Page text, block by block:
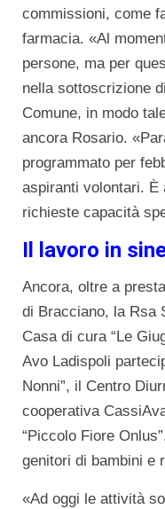
commissioni, come
farmacia. «Al
persone, ma per
nella sottoscrizione
Comune, in modo
ancora Rosario.
programmato per
aspiranti volontari. È
richieste capacità
Il lavoro in
Ancora, oltre a
di Bracciano, la Rsa
Casa di cura “Le
Avo Ladispoli
Nonni”, il Centro
cooperativa
“Piccolo Fiore
genitori di bambini e
«Ad oggi le attività